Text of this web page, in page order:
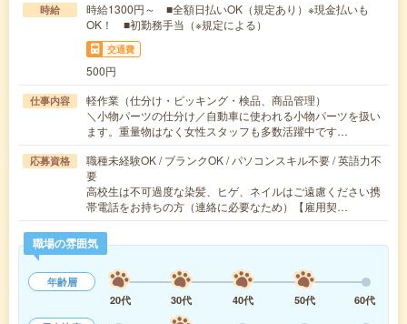
時給
時給1300円～ ■全額日払いOK（規定あり）※現金払いも
OK！ ■初勤務手当（※規定による）
交通費
500円
仕事内容
軽作業（仕分け・ピッキング・検品、商品管理）
＼小物パーツの仕分け／自動車に使われる小物パーツを扱い
ます。重量物はなく女性スタッフも多数活躍中です…
応募資格
職種未経験OK / ブランクOK / パソコンスキル不要 / 英語力不
要
高校生は不可過度な染髪、ヒゲ、ネイルはご遠慮ください携
帯電話をお持ちの方（連絡に必要なため）【雇用契…
職場の雰囲気
年齢層
20代
30代 40代 50代
60代